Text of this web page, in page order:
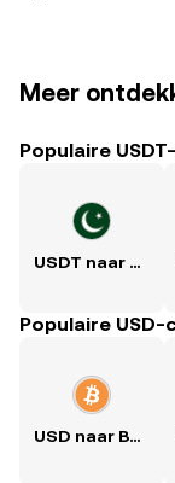
Meer
Populaire
USDT naar PKR
Populaire
USD naar BTC